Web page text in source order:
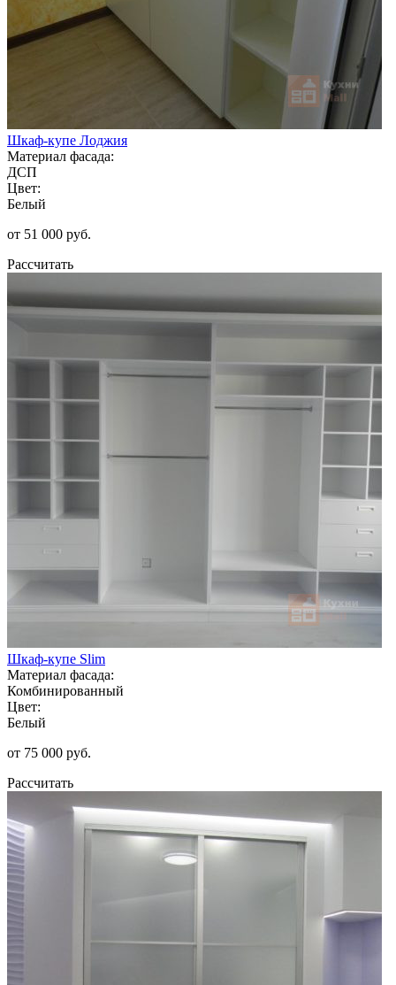
Шкаф-купе Лоджия
Материал фасада:
ДСП
Цвет:
Белый
от 51 000 руб.
Рассчитать
Шкаф-купе Slim
Материал фасада:
Комбинированный
Цвет:
Белый
от 75 000 руб.
Рассчитать